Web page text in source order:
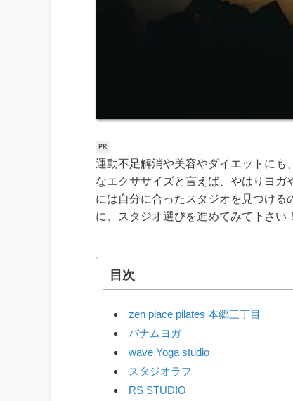
運動不足解消や美容やダイエットに
なエクササイズと言えば、やはりヨ
には自分に合ったスタジオを見つけ
に、スタジオ選びを進めてみて下さい！
目次
zen place pilates 本郷三丁目
バナムヨガ
wave Yoga studio
スタジオラフ
RS STUDIO